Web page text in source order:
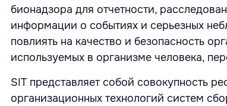
бионадзора для отчетности,
информации о событиях и серьезных
повлиять на качество и безопасность
используемых в организме человека,
SIT представляет собой совокупность
организационных технологий систем